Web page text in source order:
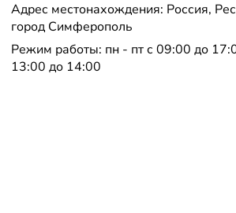
Адрес местонахождения: Россия,
город Симферополь
Режим работы: пн - пт с 09:00 до
13:00 до 14:00